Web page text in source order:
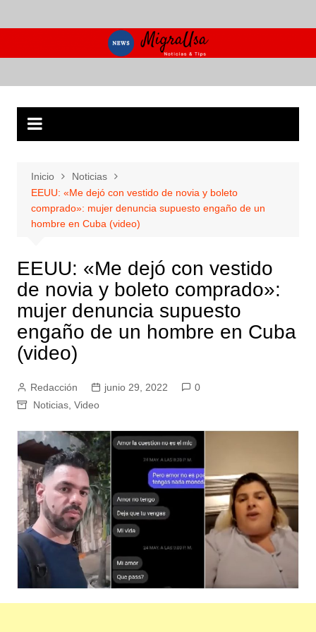
al
Inicio
Noticias
EEUU: «Me dejó con vestido de novia y boleto
comprado»: mujer denuncia supuesto engaño de un
hombre en Cuba (video)
EEUU: «Me dejó con vestido
de novia y boleto comprado»:
mujer denuncia supuesto
engaño de un hombre en Cuba
(video)
Redacción junio 29, 2022
0
Noticias, Video